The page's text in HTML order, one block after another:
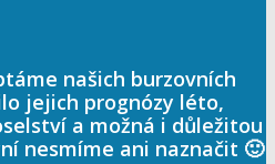
našich burzovních
jejich prognózy léto,
a možná i důležitou
nesmíme ani naznačit 🙂